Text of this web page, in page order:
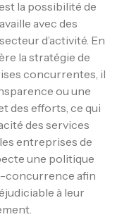
la possibilité de
avec des
d’activité. En
la stratégie de
concurrentes, il
ou une
des efforts, ce qui
des services
entreprises de
une politique
concurrence afin
à leur